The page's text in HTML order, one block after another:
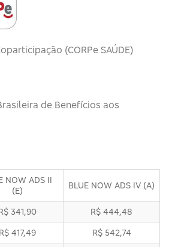
(CORPe SAÚDE)
de Benefícios aos
NOW ADS II
(E)
BLUE NOW ADS IV (A)
341,90 R$ 444,48
R$ 417,49 R$ 542,74